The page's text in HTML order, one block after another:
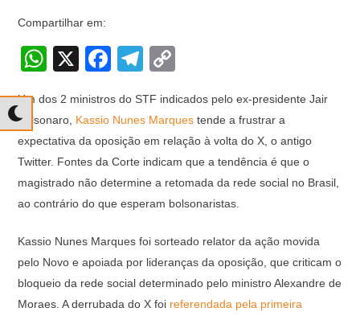
Compartilhar em:
W
at
s
A
p
p
X
F
c
e
b
o
o
k
T
e
gr
a
m
p
y
Li
n
k
Um dos 2 ministros do STF indicados pelo ex-presidente Jair
Bolsonaro, Kassio Nunes Marques tende a frustrar a
expectativa da oposição em relação à volta do X, o antigo
Twitter. Fontes da Corte indicam que a tendência é que o
magistrado não determine a retomada da rede social no Brasil,
ao contrário do que esperam bolsonaristas.
Kassio Nunes Marques foi sorteado relator da ação movida
pelo Novo e apoiada por lideranças da oposição, que criticam o
bloqueio da rede social determinado pelo ministro Alexandre de
Moraes. A derrubada do X foi referendada pela primeira